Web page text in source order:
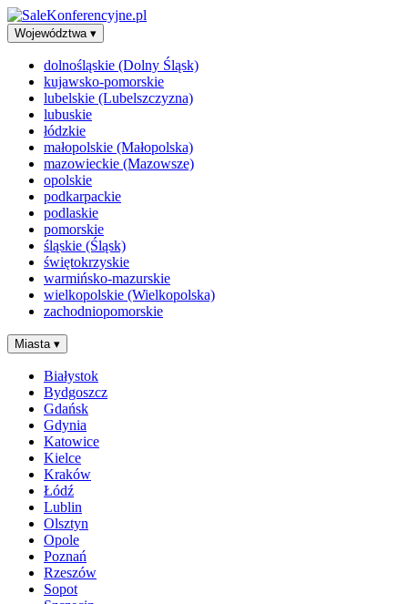
Województwa ▾
dolnośląskie (Dolny Śląsk)
kujawsko-pomorskie
lubelskie (Lubelszczyzna)
lubuskie
łódzkie
małopolskie (Małopolska)
mazowieckie (Mazowsze)
opolskie
podkarpackie
podlaskie
pomorskie
śląskie (Śląsk)
świętokrzyskie
warmińsko-mazurskie
wielkopolskie (Wielkopolska)
zachodniopomorskie
Miasta ▾
Białystok
Bydgoszcz
Gdańsk
Gdynia
Katowice
Kielce
Kraków
Łódź
Lublin
Olsztyn
Opole
Poznań
Rzeszów
Sopot